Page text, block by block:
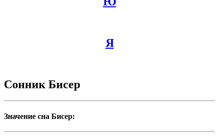
Я
Сонник Бисер
Значение сна Бисер: